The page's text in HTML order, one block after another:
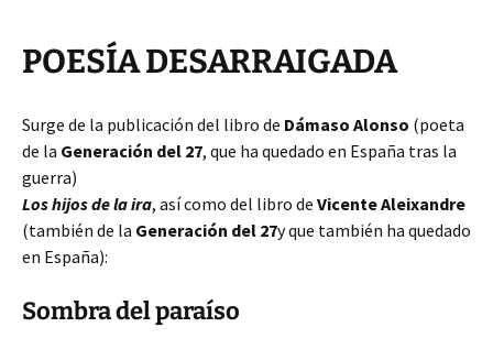
POESÍA DESARRAIGADA
Surge de la publicación del libro de Dámaso Alonso (poeta
de la Generación del 27, que ha quedado en España tras la
guerra)
Los hijos de la ira, así como del libro de Vicente Aleixandre
(también de la Generación del 27y que también ha quedado
en España):
Sombra del paraíso